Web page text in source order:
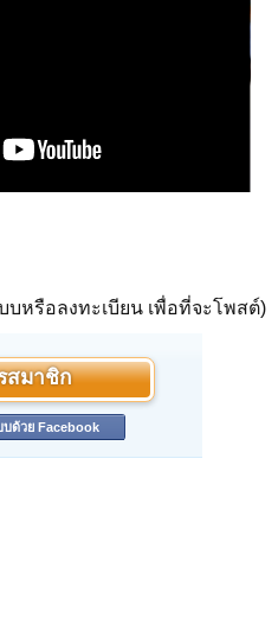
บหรือลงทะเบียน เพื่อที่จะโพสต์)
สมาชิก
บด้วย Facebook